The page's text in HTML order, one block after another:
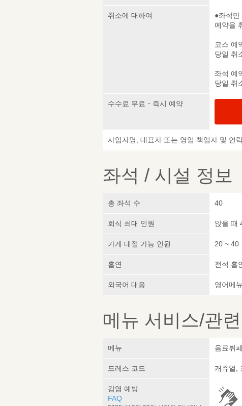
취소에 대하여
●좌석만
예약을
코스 예
당일 취
좌석 예
당일 취
수수료 무료・즉시 예약
사업자명, 대표자 또는 영업 책임자 및 연
좌석 / 시설 정보
총 좌석 수 40
회식 최대 인원 앉을 때
가게 대절 가능 인원 20 ~ 40
흡연 전석 흡
외국어 대응 영어메
메뉴 서비스/관
메뉴 음료뷔
드레스 코드 캐쥬얼,
감염 예방
FAQ